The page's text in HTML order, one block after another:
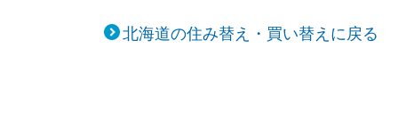
北海道の住み替え・買い替えに戻る